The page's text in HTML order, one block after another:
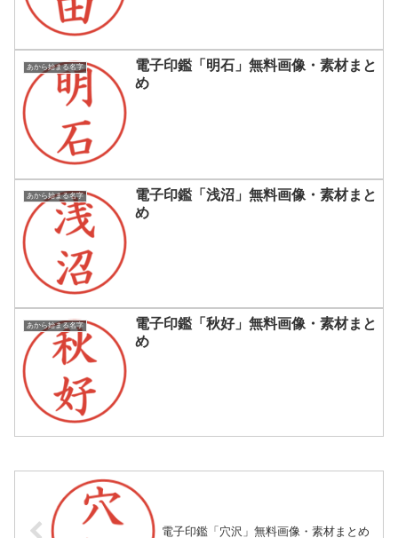
あから始まる名字
電子印鑑「明石」無料画像・素材まと
め
あから始まる名字
電子印鑑「浅沼」無料画像・素材まと
め
あから始まる名字
電子印鑑「秋好」無料画像・素材まと
め
電子印鑑「穴沢」無料画像・素材まとめ